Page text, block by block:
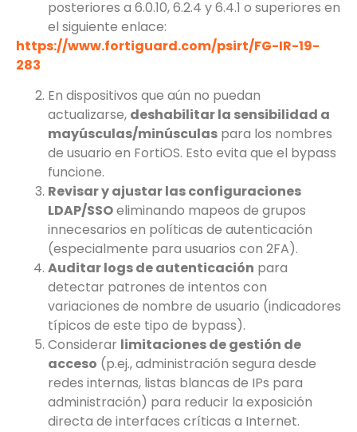
posteriores a 6.0.10, 6.2.4 y 6.4.1 o superiores en
el siguiente enlace:
https://www.fortiguard.com/psirt/FG-IR-19-
283
En dispositivos que aún no puedan
actualizarse, deshabilitar la sensibilidad a
mayúsculas/minúsculas para los nombres
de usuario en FortiOS. Esto evita que el bypass
funcione.
Revisar y ajustar las configuraciones
LDAP/SSOeliminando mapeos de grupos
innecesarios en políticas de autenticación
(especialmente para usuarios con 2FA).
Auditar logs de autenticación para
detectar patrones de intentos con
variaciones de nombre de usuario (indicadores
típicos de este tipo de bypass).
Considerar limitaciones de gestión de
acceso (p.ej., administración segura desde
redes internas, listas blancas de IPs para
administración) para reducir la exposición
directa de interfaces críticas a Internet.